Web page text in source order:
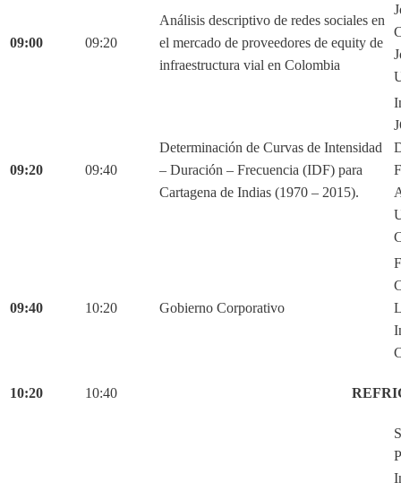
09:00 09:20
Análisis descriptivo de redes sociales en
el mercado de proveedores de equity de
infraestructura vial en Colombia
09:20 09:40
Determinación de Curvas de Intensidad
– Duración – Frecuencia (IDF) para
Cartagena de Indias (1970 – 2015).
09:40 10:20 Gobierno Corporativo
10:20 10:40